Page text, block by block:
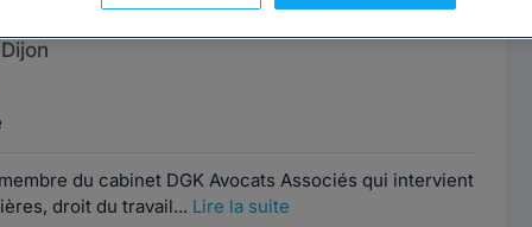
Contacter cet avocat
du cabinet DGK Avocats Associés qui intervient
droit du travail... Lire la suite